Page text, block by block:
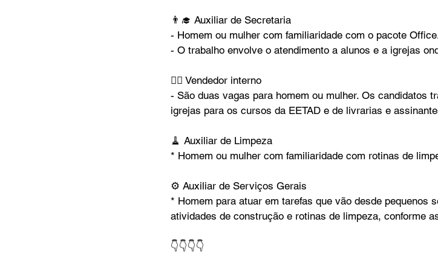
👨‍🎓 Auxiliar de Secretaria
- ⁠Homem ou mulher com familiaridade com o pacote
- ⁠O trabalho envolve o atendimento a alunos e a igrejas
🙋‍♂️ Vendedor interno
- ⁠São duas vagas para homem ou mulher. Os candidatos
igrejas para os cursos da EETAD e de livrarias e
🧹 Auxiliar de Limpeza
* ⁠Homem ou mulher com familiaridade com rotinas de
⚙️ Auxiliar de Serviços Gerais
* ⁠Homem para atuar em tarefas que vão desde pequenos
atividades de construção e rotinas de limpeza, conforme
👇👇👇👇